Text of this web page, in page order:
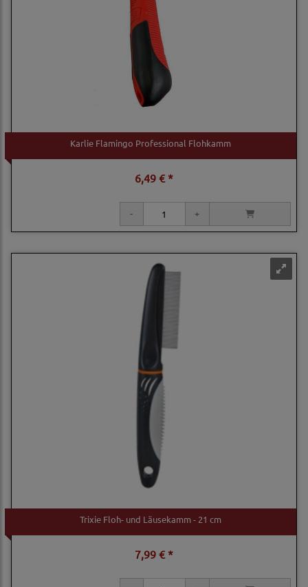
Karlie Flamingo Professional Flohkamm
6,49 € *
Trixie Floh- und Läusekamm - 21 cm
7,99 € *